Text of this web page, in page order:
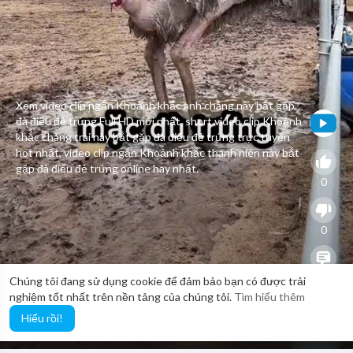
Chúng tôi đang sử dụng cookie để đảm bảo bạn có được trải
nghiệm tốt nhất trên nền tảng của chúng tôi. Tìm hiểu thêm
Hiểu rồi!
Xem video clip ngắn Khoảnh khắc anh chàng này bắt gặp
đà điểu đẻ trứng Full HD mới nhất, short video clip Khoảnh
khắc chàng trai này bắt gặp đà điểu đẻ trứng trực tuyến
hot nhất, video clip ngắn Khoảnh khắc thanh niên này bắt
gặp đà điểu đẻ trứng online hay nhất.
0
0